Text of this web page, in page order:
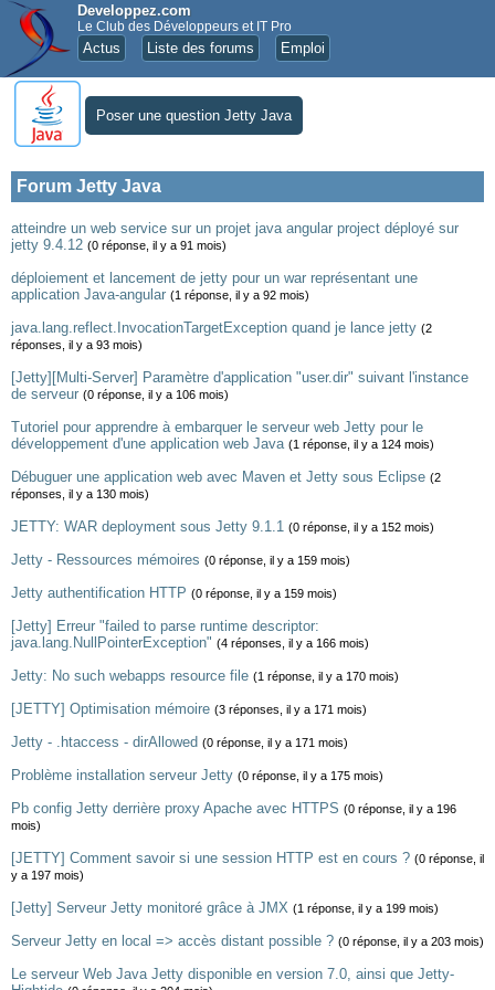
Developpez.com
Le Club des Développeurs et IT Pro
Actus Liste des forums Emploi
Poser une question Jetty Java
Forum Jetty Java
atteindre un web service sur un projet java angular project déployé sur
jetty 9.4.12 (0 réponse, il y a 91 mois)
déploiement et lancement de jetty pour un war représentant une
application Java-angular (1 réponse, il y a 92 mois)
java.lang.reflect.InvocationTargetException quand je lance jetty (2
réponses, il y a 93 mois)
[Jetty][Multi-Server] Paramètre d'application "user.dir" suivant l'instance
de serveur (0 réponse, il y a 106 mois)
Tutoriel pour apprendre à embarquer le serveur web Jetty pour le
développement d'une application web Java (1 réponse, il y a 124 mois)
Débuguer une application web avec Maven et Jetty sous Eclipse (2
réponses, il y a 130 mois)
JETTY: WAR deployment sous Jetty 9.1.1 (0 réponse, il y a 152 mois)
Jetty - Ressources mémoires (0 réponse, il y a 159 mois)
Jetty authentification HTTP (0 réponse, il y a 159 mois)
[Jetty] Erreur "failed to parse runtime descriptor:
java.lang.NullPointerException" (4 réponses, il y a 166 mois)
Jetty: No such webapps resource file (1 réponse, il y a 170 mois)
[JETTY] Optimisation mémoire (3 réponses, il y a 171 mois)
Jetty - .htaccess - dirAllowed (0 réponse, il y a 171 mois)
Problème installation serveur Jetty (0 réponse, il y a 175 mois)
Pb config Jetty derrière proxy Apache avec HTTPS (0 réponse, il y a 196
mois)
[JETTY] Comment savoir si une session HTTP est en cours ? (0 réponse, il
y a 197 mois)
[Jetty] Serveur Jetty monitoré grâce à JMX (1 réponse, il y a 199 mois)
Serveur Jetty en local => accès distant possible ? (0 réponse, il y a 203 mois)
Le serveur Web Java Jetty disponible en version 7.0, ainsi que Jetty-